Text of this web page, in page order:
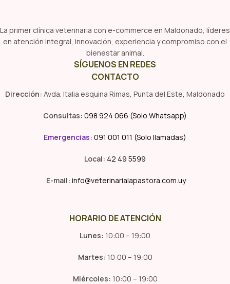
La primer clínica veterinaria con e-commerce en Maldonado, líderes
en atención integral, innovación, experiencia y compromiso con el
bienestar animal.
SÍGUENOS EN REDES
CONTACTO
Dirección: Avda. Italia esquina Rimas, Punta del Este, Maldonado
Consultas: 098 924 066 (Solo Whatsapp)
Emergencias: 091 001 011 (Solo llamadas)
Local: 42 49 5599
E-mail: info@veterinarialapastora.com.uy
HORARIO DE ATENCIÓN
Lunes: 10:00 – 19:00
Martes: 10:00 – 19:00
Miércoles: 10:00 – 19:00